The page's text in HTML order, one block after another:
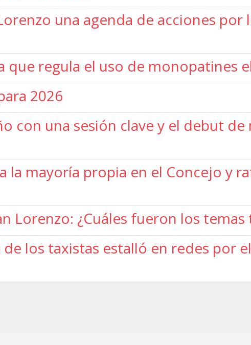
una agenda de acciones por
que regula el uso de monopatines
2026
con una sesión clave y el debut de
la mayoría propia en el Concejo y
Lorenzo: ¿Cuáles fueron los temas
los taxistas estalló en redes por